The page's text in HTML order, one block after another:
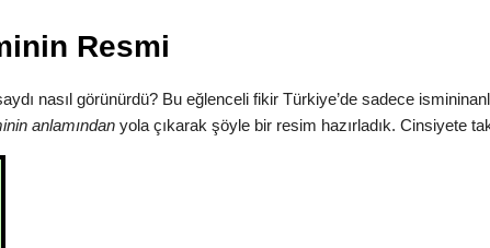
Resmi
nasıl görünürdü? Bu eğlenceli fikir Türkiye’de sadece
anlamından yola çıkarak şöyle bir resim hazırladık. Cinsiyete